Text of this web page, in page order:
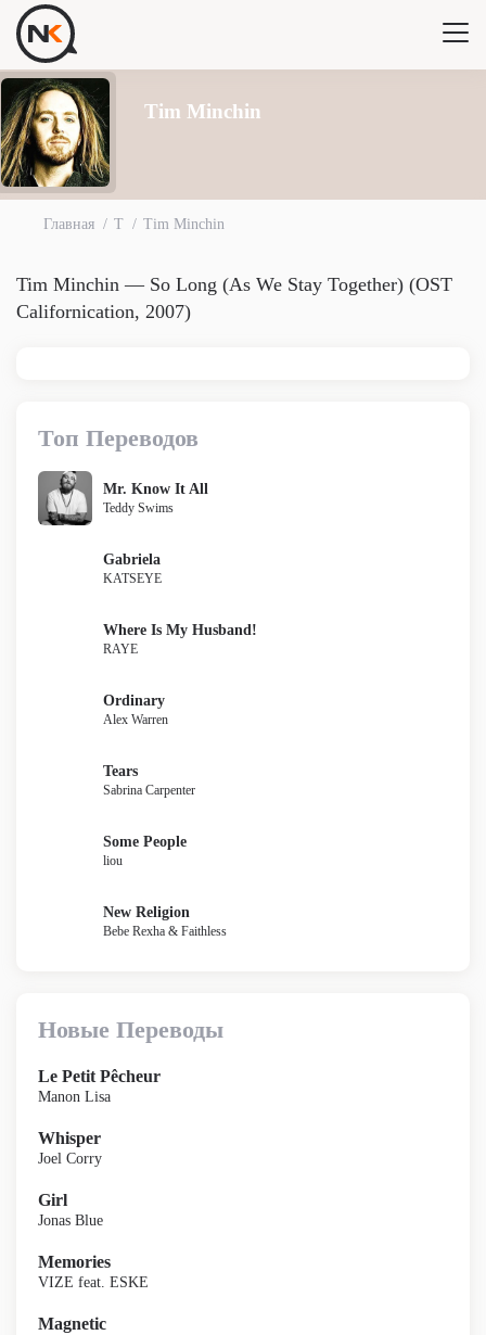
Tim Minchin
Главная T Tim Minchin
Tim Minchin — So Long (As We Stay Together) (OST
Californication, 2007)
Топ Переводов
Mr. Know It All
Teddy Swims
Gabriela
KATSEYE
Where Is My Husband!
RAYE
Ordinary
Alex Warren
Tears
Sabrina Carpenter
Some People
liou
New Religion
Bebe Rexha & Faithless
Новые Переводы
Le Petit Pêcheur
Manon Lisa
Whisper
Joel Corry
Girl
Jonas Blue
Memories
VIZE feat. ESKE
Magnetic